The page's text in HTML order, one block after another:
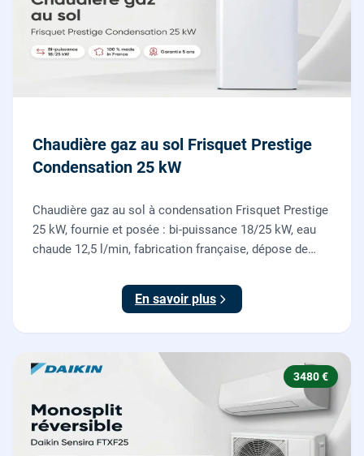
Chaudière gaz au sol Frisquet Prestige
Condensation 25 kW
Chaudière gaz au sol à condensation Frisquet Prestige
25 kW, fournie et posée : bi-puissance 18/25 kW, eau
chaude 12,5 l/min, fabrication française, dépose de
En savoir plus
3480 €